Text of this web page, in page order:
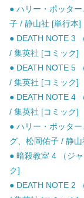
● ハリー・ポッタ
子 / 静山社 [単行本]
● DEATH NOTE 3
/ 集英社 [コミック]
● DEATH NOTE 5
/ 集英社 [コミック]
● DEATH NOTE 4
/ 集英社 [コミック]
● ハリー・ポッタ
グ、松岡佑子 / 静
● 暗殺教室 4 （ジ
ク]
● DEATH NOTE 2